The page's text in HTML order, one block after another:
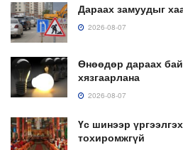
Дараах замуудыг
2026-08-07
Өнөөдөр дараах
хязгаарлана
2026-08-07
Үс шинээр
тохиромжгүй